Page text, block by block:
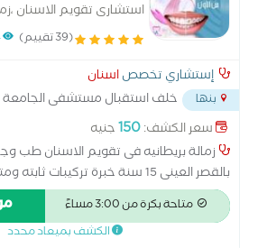
استشارى تقويم الاسنان
بتقويم الاسنان تركيبات
(39 تقييم)
إستشاري تخصصاسنان
بنها خلف استقبال مستشفى الجامعة
سعر الكشف:150جنيه
زمالة بريطانيه فى تقويم الاسنان طب
بالقصر العينى 15 سنة خبرة تركيبات
تجميلى وحشو العصب وتركيبات الزيركينيوم
وجلسات فلوريد للاطفال وتبييض ليزر
تقدم وتأخر الفكين بالتقويم
متاحة بكرة من 3:00 مساءً
الكشف بميعاد محدد